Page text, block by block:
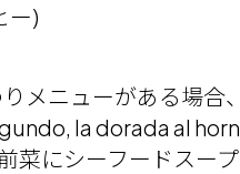
ー)
メニューがある場合
la dorada al
菜にシーフードスー